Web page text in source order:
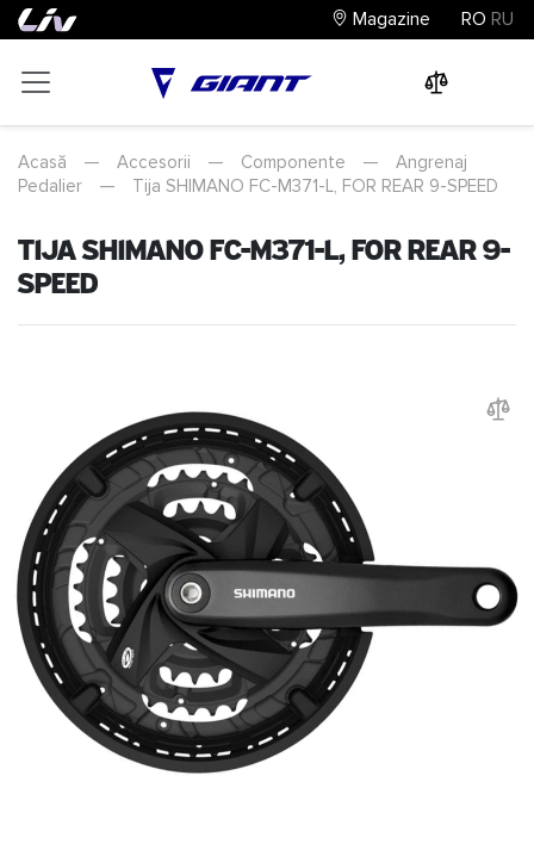
Magazine RO RU
Acasă — Accesorii — Componente —
Angrenaj
Pedalier
— Tija SHIMANO FC-M371-L, FOR REAR 9-SPEED
Tija SHIMANO FC-M371-L, FOR REAR 9-
SPEED